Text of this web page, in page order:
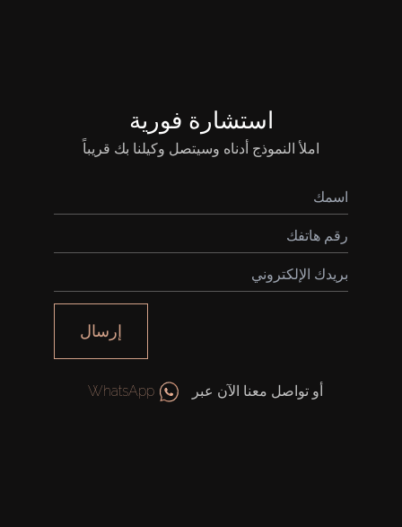
استشارة فورية
املأ النموذج أدناه وسيتصل وكيلنا بك قريباً
إرسال
أو تواصل معنا الآن عبر WhatsApp